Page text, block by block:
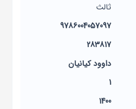
ثالث
9786004057097
283817
داوود کیانیان
1
1400